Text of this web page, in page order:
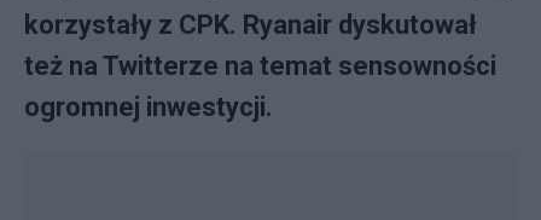
korzystały z CPK. Ryanair dyskutował
też na Twitterze na temat sensowności
ogromnej inwestycji.